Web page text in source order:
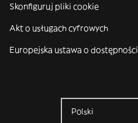
Skonfiguruj pliki cookie
Akt o usługach cyfrowych
Europejska ustawa o dostępności